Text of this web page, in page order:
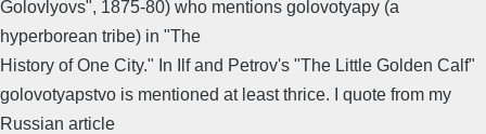
Golovlyovs", 1875-80) who mentions golovotyapy (a
hyperborean tribe) in "The
History of One City." In Ilf and Petrov's "The Little Golden Calf"
golovotyapstvo is mentioned at least thrice. I quote from my
Russian article